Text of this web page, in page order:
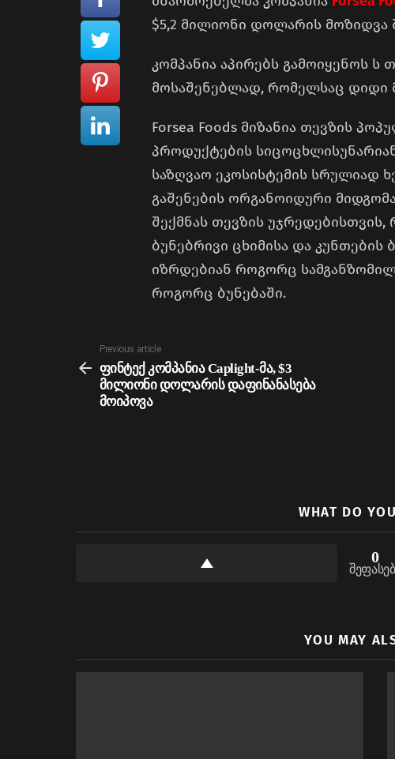
$5,2 მილიონი დოლარის მოზიდვა
კომპანია აპირებს გამოიყენოს
მოსაშენებლად, რომელსაც დიდი
Forsea Foods მიზანია თევზის
პროდუქტების
საზღვაო ეკოსისტემის სრულიად
გაშენების ორგანოიდური
შექმნას თევზის
ბუნებრივი ცხიმისა და კუნთების
იზრდებიან როგორც
როგორც ბუნებაში.
more
Previous article
ფინტექ კომპანია Caplight-მა, $3
მილიონი დოლარის დაფინანასება
მოიპოვა
WHAT DO
0
YOU MAY